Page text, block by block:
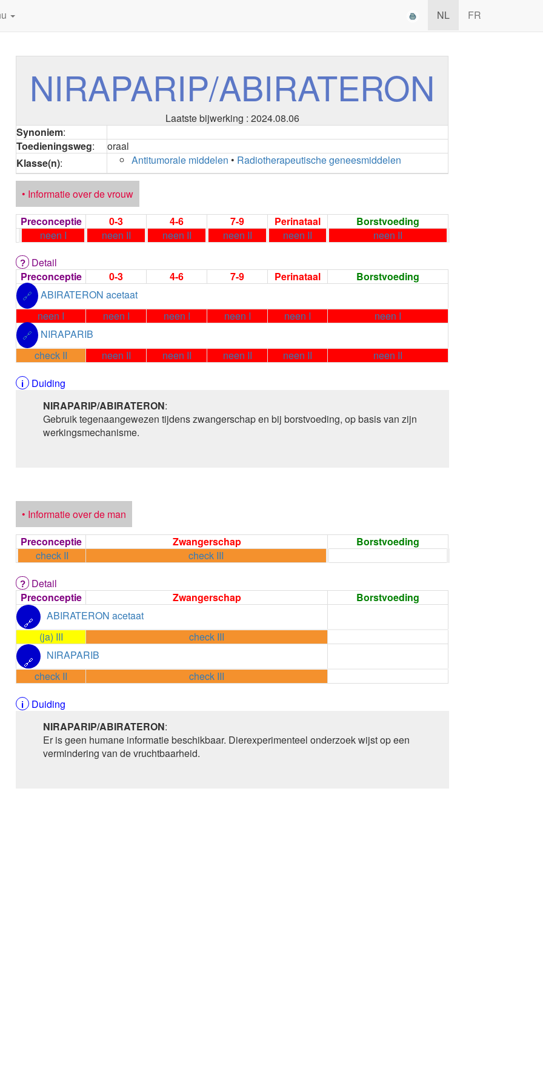
NL FR
NIRAPARIP/ABIRATERON
Laatste bijwerking : 2024.08.06
Synoniem:
Toedieningsweg:
oraal
Klasse(n): Antitumorale middelen • Radiotherapeutische geneesmiddelen
• Informatie over de vrouw
Preconceptie
0-3 4-6 7-9 Perinataal
Borstvoeding
neen I
neen II neen II neen II neen II
neen II
Detail
Preconceptie
0-3 4-6 7-9 Perinataal
Borstvoeding
🔗
ABIRATERON acetaat
neen I
neen I neen I neen I neen I
neen I
🔗
NIRAPARIB
check II
neen II neen II neen II neen II
neen II
Duiding
NIRAPARIP/ABIRATERON:
Gebruik tegenaangewezen tijdens zwangerschap en bij borstvoeding, op basis van zijn
werkingsmechanisme.
• Informatie over de man
Preconceptie
Zwangerschap
Borstvoeding
check II
check III
Detail
Preconceptie
Zwangerschap
Borstvoeding
🔗
ABIRATERON acetaat
(ja) III
check III
🔗
NIRAPARIB
check II
check III
Duiding
NIRAPARIP/ABIRATERON:
Er is geen humane informatie beschikbaar. Dierexperimenteel onderzoek wijst op een
vermindering van de vruchtbaarheid.